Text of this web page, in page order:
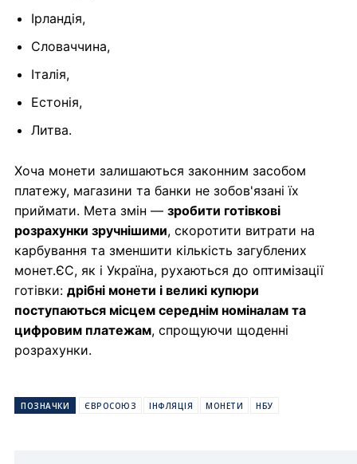
Ірландія,
Словаччина,
Італія,
Естонія,
Литва.
Хоча монети залишаються законним засобом
платежу, магазини та банки не зобов'язані їх
приймати. Мета змін — зробити готівкові
розрахунки зручнішими, скоротити витрати на
карбування та зменшити кількість загублених
монет.ЄС, як і Україна, рухаються до оптимізації
готівки: дрібні монети і великі купюри
поступаються місцем середнім номіналам та
цифровим платежам, спрощуючи щоденні
розрахунки.
ПОЗНАЧКИ ЄВРОСОЮЗ ІНФЛЯЦІЯ МОНЕТИ НБУ